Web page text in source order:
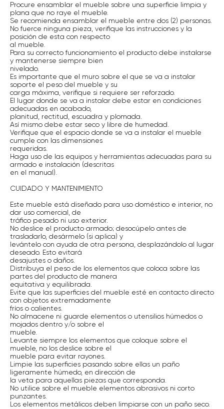
Procure ensamblar el mueble sobre una superficie limpia y
plana que no raye el mueble.
Se recomienda ensamblar el mueble entre dos (2) personas.
No fuerce ninguna pieza, verifique las instrucciones y la
posición de esta con respecto
al mueble.
Para su correcto funcionamiento el producto debe instalarse
y mantenerse siempre bien
nivelado.
Es importante que el muro sobre el que se va a instalar
soporte el peso del mueble y su
carga máxima, verifique si requiere ser reforzado.
El lugar donde se va a instalar debe estar en condiciones
adecuadas en acabado,
planitud, rectitud, escuadra y plomada.
Así mismo debe estar seco y libre de humedad.
Verifique que el espacio donde se va a instalar el mueble
cumple con las dimensiones
requeridas.
Haga uso de las equipos y herramientas adecuadas para su
armado e instalación (descritas
en el manual).
CUIDADO Y MANTENIMIENTO
Este mueble está diseñado para uso doméstico e interior, no
dar uso comercial, de
tráfico pesado ni uso exterior.
No deslice el producto armado; desocúpelo antes de
trasladarlo, desármelo (si aplica) y
levántelo con ayuda de otra persona, desplazándolo al lugar
deseado. Esto evitará
desajustes o daños.
Distribuya el peso de los elementos que coloca sobre las
partes del producto de manera
equitativa y equilibrada.
Evite que las superficies del mueble esté en contacto directo
con objetos extremadamente
fríos o calientes.
No almacene ni guarde elementos o utensilios húmedos o
mojados dentro y/o sobre el
mueble.
Levante siempre los elementos que coloque sobre el
mueble, no los deslice sobre el
mueble para evitar rayones.
Limpie las superficies pasando sobre ellas un paño
ligeramente húmedo, en dirección de
la veta para aquellas piezas que corresponda.
No utilice sobre el mueble elementos abrasivos ni corto
punzantes.
Los elementos metálicos deben limpiarse con un paño seco.